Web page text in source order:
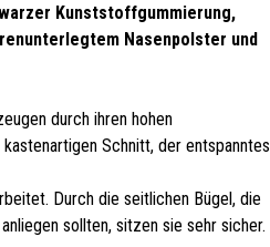
Kunststoffgummierung,
Nasenpolster und
durch ihren hohen
Schnitt, der entspanntes
Durch die seitlichen Bügel, die
sollten, sitzen sie sehr sicher.